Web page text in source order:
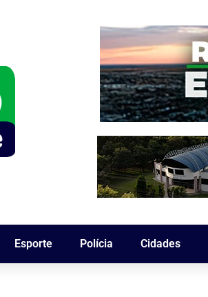
Esporte Polícia Cidades